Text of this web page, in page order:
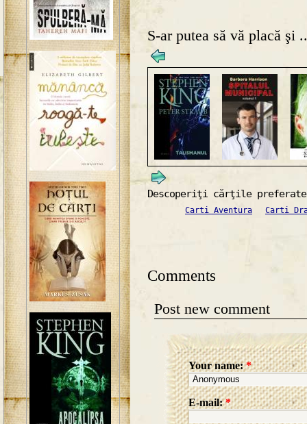
S-ar putea să vă placă şi
Descoperiţi cărţile
Carti Aventura Carti
Comments
Post new comment
Your name:*
E-mail:*